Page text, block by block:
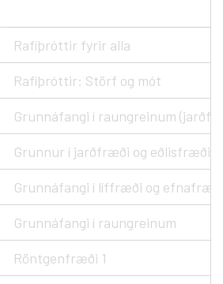
Rafíþróttir fyrir alla
Rafíþróttir: Störf og mót
Grunnáfangi í raungreinum
Grunnur í jarðfræði og eðlisfræði
Grunnáfangi í líffræði og efnafræði
Grunnáfangi í raungreinum
Röntgenfræði 1